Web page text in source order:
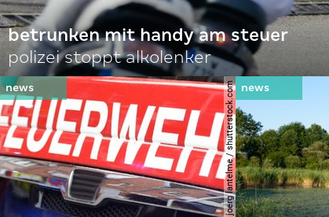
betrunken mit handy am steuer
polizei stoppt alkolenker
© joerg lantelme / shutterstock.com